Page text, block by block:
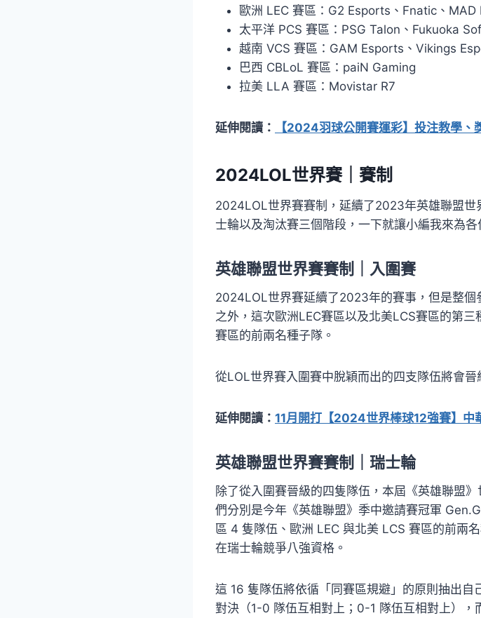
歐洲 LEC 賽區：G2 Esports、Fnatic、MAD
太平洋 PCS 賽區：PSG Talon、Fukuoka
越南 VCS 賽區：GAM Esports、Vikings
巴西 CBLoL 賽區：paiN Gaming
拉美 LLA 賽區：Movistar R7
延伸閱讀： 【2024羽球公開賽運彩】投注教學、
2024LOL世界賽｜賽制
2024LOL世界賽賽制，延續了2023年英雄聯盟
士輪以及淘汰賽三個階段，一下就讓小編我來為各
英雄聯盟世界賽賽制｜入圍賽
2024LOL世界賽延續了2023年的賽事，但是整
之外，這次歐洲LEC賽區以及北美LCS賽區的第
賽區的前兩名種子隊。
從LOL世界賽入圍賽中脫穎而出的四支隊伍將會晉
延伸閱讀： 11月開打【2024世界棒球12強賽】中
英雄聯盟世界賽賽制｜瑞士輪
除了從入圍賽晉級的四隻隊伍，本屆《英雄聯盟
們分別是今年《英雄聯盟》季中邀請賽冠軍
區 4 隻隊伍、歐洲 LEC 與北美 LCS 賽區的前兩
在瑞士輪競爭八強資格。
這 16 隻隊伍將依循「同賽區規避」的原則抽出
對決（1-0 隊伍互相對上；0-1 隊伍互相對上），